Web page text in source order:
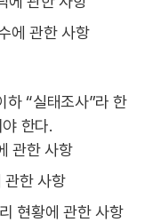
에 관한 사항
“실태조사”라 한
한다.
관한 사항
관한 사항
현황에 관한 사항